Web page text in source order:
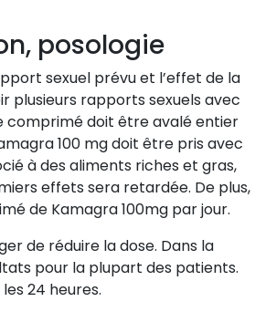
posologie
sexuel prévu et l’effet de la
plusieurs rapports sexuels avec
comprimé doit être avalé entier
100 mg doit être pris avec
à des aliments riches et gras,
effets sera retardée. De plus,
de Kamagra 100mg par jour.
de réduire la dose. Dans la
pour la plupart des patients.
24 heures.